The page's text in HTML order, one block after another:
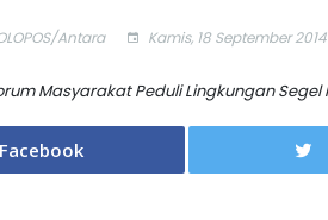
Antara Kamis, 18 September 2014